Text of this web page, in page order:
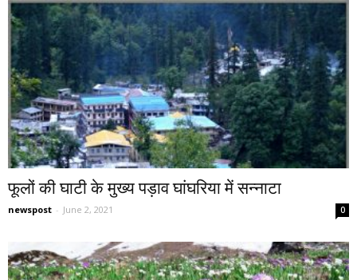
फूलों की घाटी के मुख्य पड़ाव घांघरिया में सन्नाटा
newspost - June 2, 2021 0